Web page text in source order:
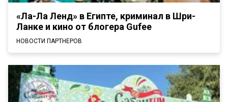
«Ла-Ла Ленд» в Египте, криминал в Шри-
Ланке и кино от блогера Gufee
НОВОСТИ ПАРТНЕРОВ